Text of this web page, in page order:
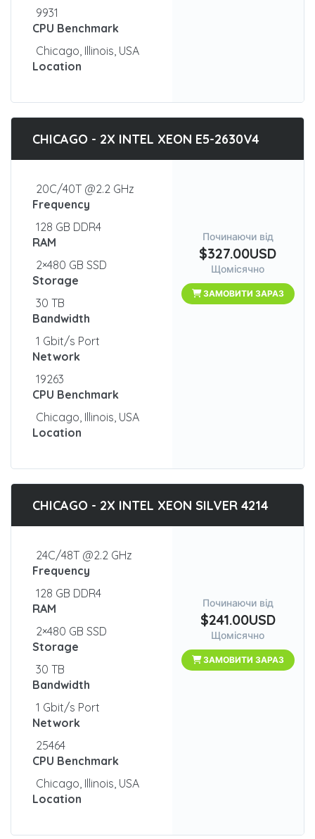
9931
CPU Benchmark
Chicago, Illinois, USA
Location
CHICAGO - 2X INTEL XEON E5-2630V4
20C/40T @2.2 GHz
Frequency
128 GB DDR4
RAM
2×480 GB SSD
Storage
30 TB
Bandwidth
1 Gbit/s Port
Network
19263
CPU Benchmark
Chicago, Illinois, USA
Location
Починаючи від
$327.00USD
Щомісячно
ЗАМОВИТИ ЗАРАЗ
CHICAGO - 2X INTEL XEON SILVER 4214
24C/48T @2.2 GHz
Frequency
128 GB DDR4
RAM
2×480 GB SSD
Storage
30 TB
Bandwidth
1 Gbit/s Port
Network
25464
CPU Benchmark
Chicago, Illinois, USA
Location
Починаючи від
$241.00USD
Щомісячно
ЗАМОВИТИ ЗАРАЗ